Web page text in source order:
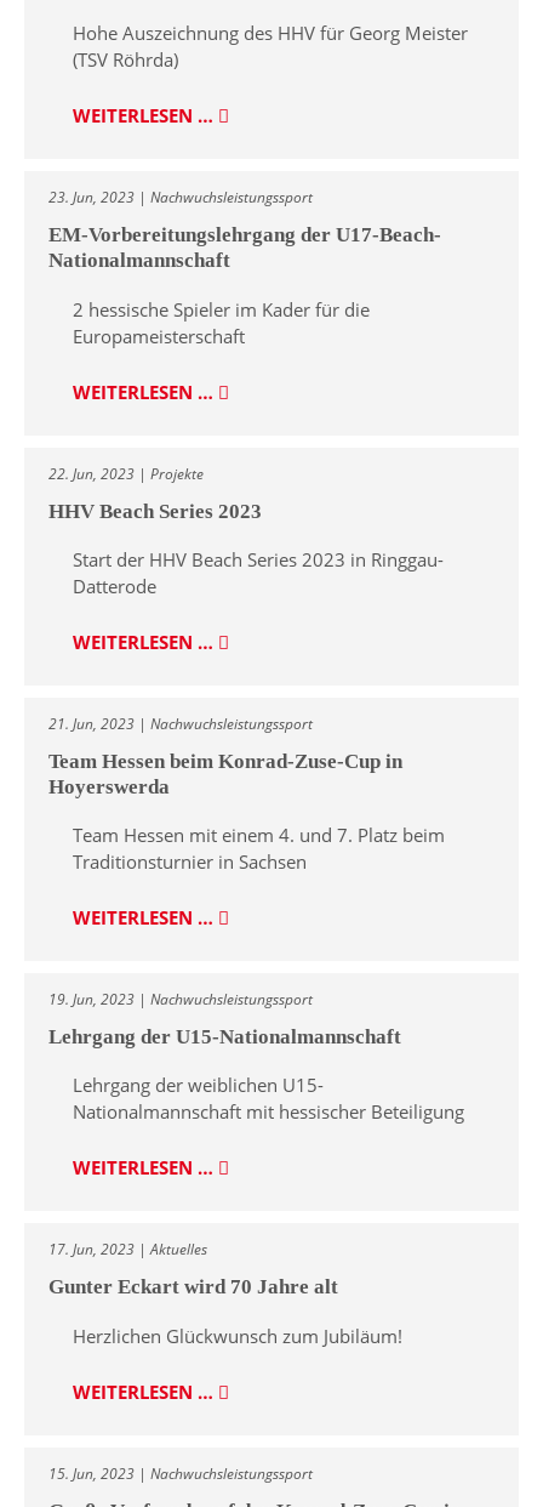
Hohe Auszeichnung des HHV für Georg Meister
(TSV Röhrda)
WEITERLESEN …
23. Jun, 2023 | Nachwuchsleistungssport
EM-Vorbereitungslehrgang der U17-Beach-
Nationalmannschaft
2 hessische Spieler im Kader für die
Europameisterschaft
WEITERLESEN …
22. Jun, 2023 | Projekte
HHV Beach Series 2023
Start der HHV Beach Series 2023 in Ringgau-
Datterode
WEITERLESEN …
21. Jun, 2023 | Nachwuchsleistungssport
Team Hessen beim Konrad-Zuse-Cup in
Hoyerswerda
Team Hessen mit einem 4. und 7. Platz beim
Traditionsturnier in Sachsen
WEITERLESEN …
19. Jun, 2023 | Nachwuchsleistungssport
Lehrgang der U15-Nationalmannschaft
Lehrgang der weiblichen U15-
Nationalmannschaft mit hessischer Beteiligung
WEITERLESEN …
17. Jun, 2023 | Aktuelles
Gunter Eckart wird 70 Jahre alt
Herzlichen Glückwunsch zum Jubiläum!
WEITERLESEN …
15. Jun, 2023 | Nachwuchsleistungssport